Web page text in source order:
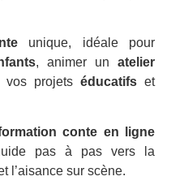
unique, idéale pour
, animer unatelier
projets éducatifset
conte en ligne
pas à pas vers la
l’aisance sur scène.